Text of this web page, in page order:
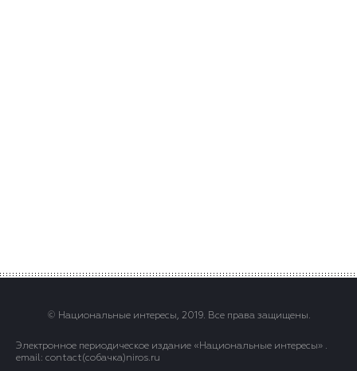
© Национальные интересы, 2019. Все права защищены.
Электронное периодическое издание «Национальные интересы» .
email: contact(сoбaчка)niros.ru